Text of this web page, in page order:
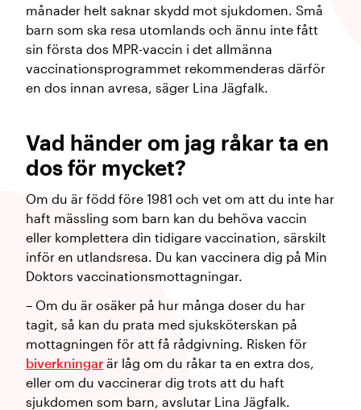
månader helt saknar skydd mot sjukdomen. Små
barn som ska resa utomlands och ännu inte fått
sin första dos MPR-vaccin i det allmänna
vaccinationsprogrammet rekommenderas därför
en dos innan avresa, säger Lina Jägfalk.
Vad händer om jag råkar ta en
dos för mycket?
Om du är född före 1981 och vet om att du inte har
haft mässling som barn kan du behöva vaccin
eller komplettera din tidigare vaccination, särskilt
inför en utlandsresa. Du kan vaccinera dig på Min
Doktors vaccinationsmottagningar.
– Om du är osäker på hur många doser du har
tagit, så kan du prata med sjuksköterskan på
mottagningen för att få rådgivning. Risken för
biverkningar är låg om du råkar ta en extra dos,
eller om du vaccinerar dig trots att du haft
sjukdomen som barn, avslutar Lina Jägfalk.